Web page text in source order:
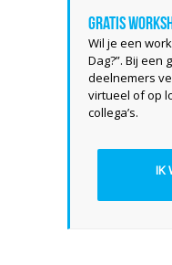
Gratis
Wil je een
Dag?”. Bij een
deelnemers
virtueel of op
collega’s.
IK